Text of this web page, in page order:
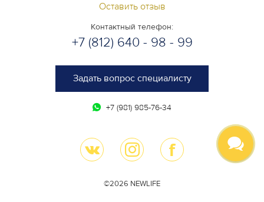
Оставить отзыв
Контактный телефон:
+7 (812) 640 - 98 - 99
Задать вопрос специалисту
+7 (981) 985-76-34
©2026 NEWLIFE